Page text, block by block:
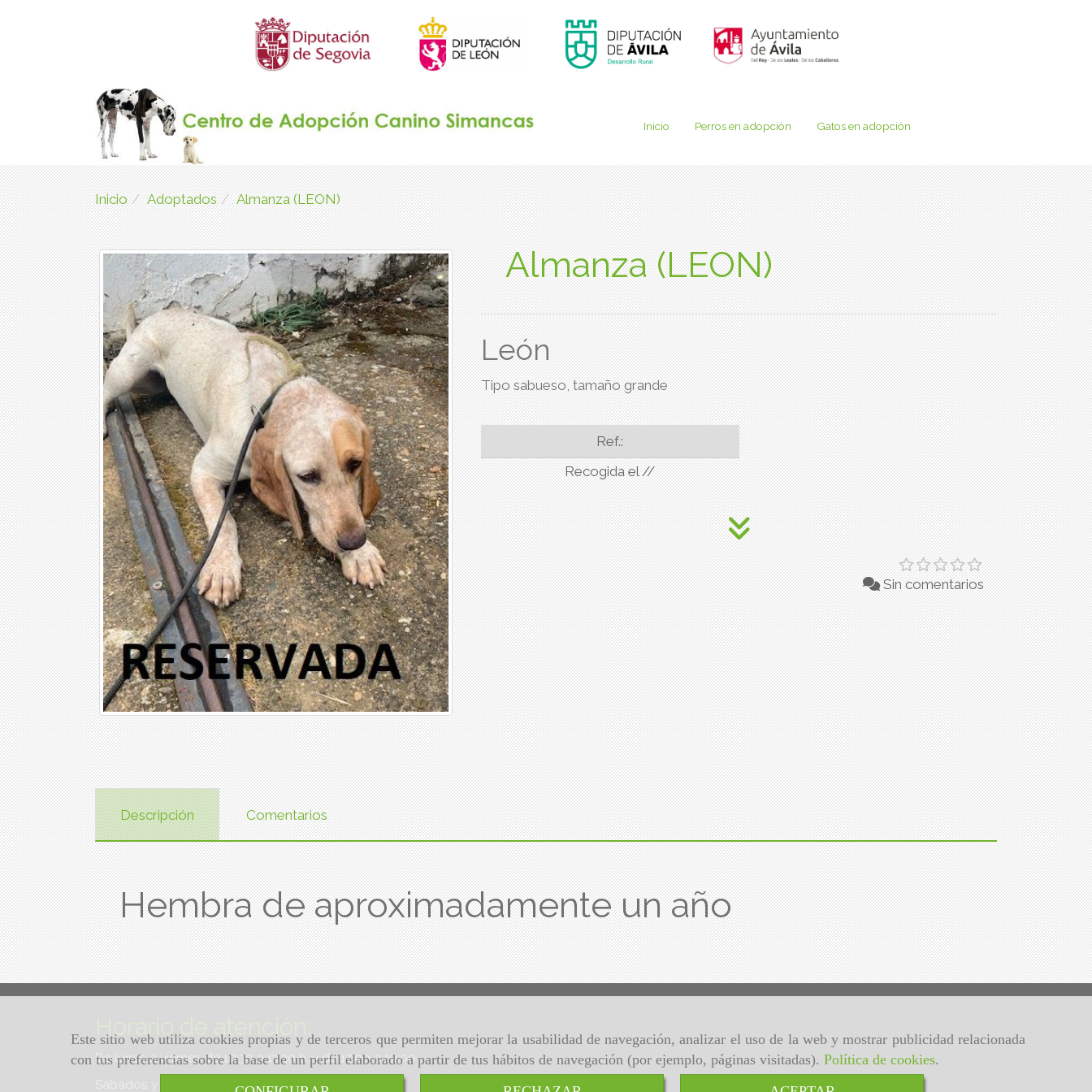
Este sitio web utiliza cookies propias y de terceros que permiten mejorar la usabilidad de navegación, analizar el uso de la web y mostrar publicidad relacionada
con tus preferencias sobre la base de un perfil elaborado a partir de tus hábitos de navegación (por ejemplo, páginas visitadas). Política de cookies.
Inicio Perros en adopción Gatos en adopción
Inicio Adoptados Almanza (LEON)
Almanza (LEON)
León
Tipo sabueso, tamaño grande
Ref.:
Recogida el //
Sin comentarios
Descripción Comentarios
Hembra de aproximadamente un año
Horario de atención:
De lunes a viernes de 10:30 a 13:30 h. y de 17:00 a 19:00
Sábados y domingos de 10:30 a 13:30 h.